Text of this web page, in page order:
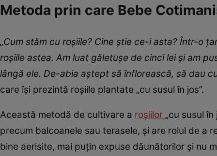
Metoda prin care Bebe
„Cum stăm cu roșiile? Cine știe ce-i asta? Într-o
roșiile astea. Am luat găletușe de cinci lei și am
lângă ele. De-abia aștept să înflorească, să dau
care își prezintă roșiile plantate „cu susul în jos”.
Această metodă de cultivare a roșiilor „cu susul
precum balcoanele sau terasele, și are rolul de a
bine aerisite, mai puțin expuse dăunătorilor și nu